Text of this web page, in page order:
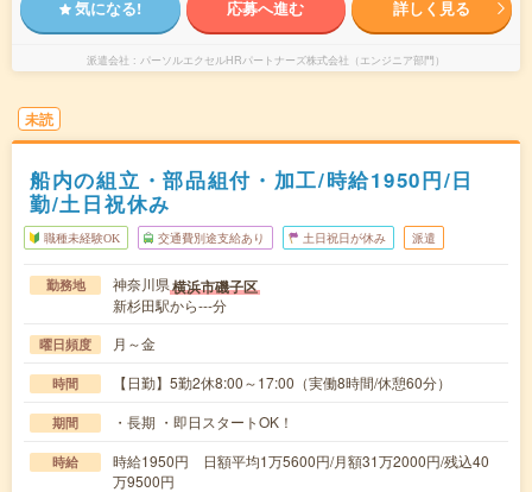
気になる! 応募へ進む 詳しく見る
派遣会社 パーソルエクセルHRパートナーズ株式会社（エンジニア部門）
未読
船内の組立・部品組付・加工/時給1950円/日
勤/土日祝休み
職種未経験OK 交通費別途支給あり 土日祝日が休み 派遣
勤務地 神奈川県横浜市磯子区
新杉田駅から---分
曜日頻度 月～金
時間 【日勤】5勤2休8:00～17:00（実働8時間/休憩60分）
期間 ・長期 ・即日スタートOK！
時給
時給1950円 日額平均1万5600円/月額31万2000円/残込40
万9500円